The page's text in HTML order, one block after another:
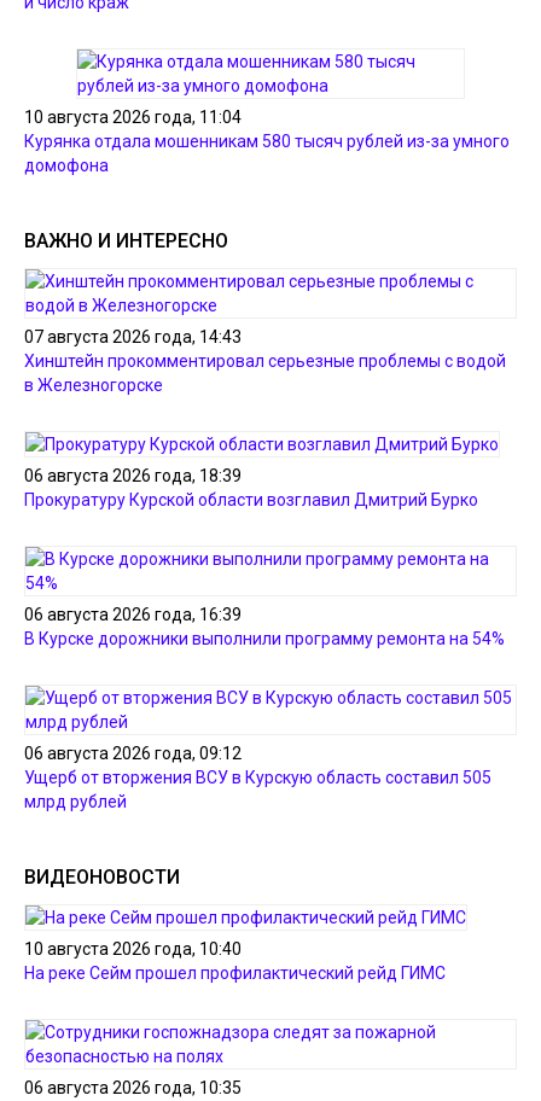
10 августа 2026 года, 11:04
Курянка отдала мошенникам 580 тысяч рублей из-за умного
домофона
ВАЖНО И ИНТЕРЕСНО
07 августа 2026 года, 14:43
Хинштейн прокомментировал серьезные проблемы с водой
в Железногорске
06 августа 2026 года, 18:39
Прокуратуру Курской области возглавил Дмитрий Бурко
06 августа 2026 года, 16:39
В Курске дорожники выполнили программу ремонта на 54%
06 августа 2026 года, 09:12
Ущерб от вторжения ВСУ в Курскую область составил 505
млрд рублей
ВИДЕОНОВОСТИ
10 августа 2026 года, 10:40
На реке Сейм прошел профилактический рейд ГИМС
06 августа 2026 года, 10:35